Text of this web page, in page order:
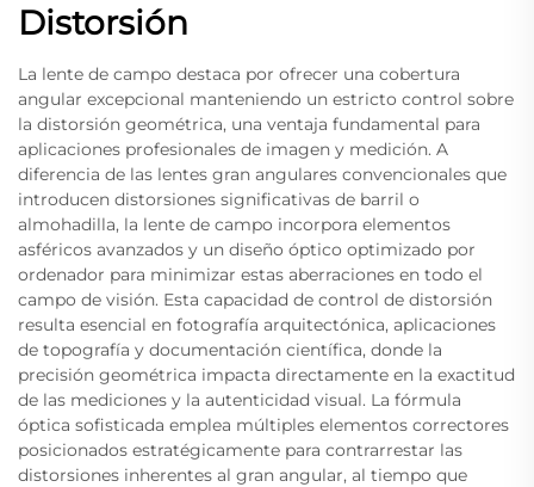
Distorsión
La lente de campo destaca por ofrecer una cobertura
angular excepcional manteniendo un estricto control sobre
la distorsión geométrica, una ventaja fundamental para
aplicaciones profesionales de imagen y medición. A
diferencia de las lentes gran angulares convencionales que
introducen distorsiones significativas de barril o
almohadilla, la lente de campo incorpora elementos
asféricos avanzados y un diseño óptico optimizado por
ordenador para minimizar estas aberraciones en todo el
campo de visión. Esta capacidad de control de distorsión
resulta esencial en fotografía arquitectónica, aplicaciones
de topografía y documentación científica, donde la
precisión geométrica impacta directamente en la exactitud
de las mediciones y la autenticidad visual. La fórmula
óptica sofisticada emplea múltiples elementos correctores
posicionados estratégicamente para contrarrestar las
distorsiones inherentes al gran angular, al tiempo que